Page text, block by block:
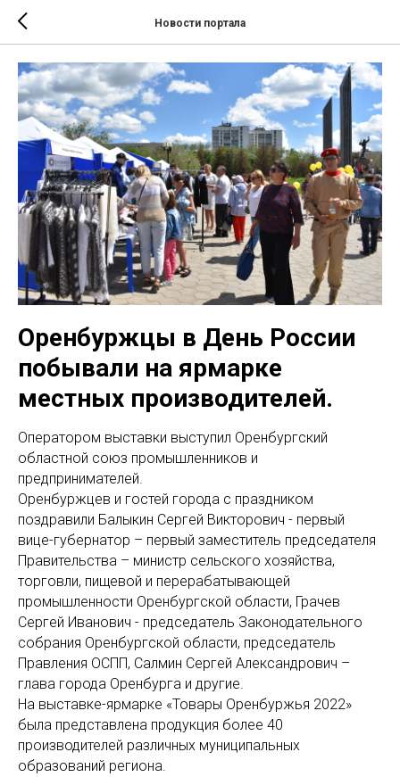
Новости портала
Оренбуржцы в День России
побывали на ярмарке
местных производителей.
Оператором выставки выступил Оренбургский
областной союз промышленников и
предпринимателей.
Оренбуржцев и гостей города с праздником
поздравили Балыкин Сергей Викторович - первый
вице-губернатор – первый заместитель председателя
Правительства – министр сельского хозяйства,
торговли, пищевой и перерабатывающей
промышленности Оренбургской области, Грачев
Сергей Иванович - председатель Законодательного
собрания Оренбургской области, председатель
Правления ОСПП, Салмин Сергей Александрович –
глава города Оренбурга и другие.
На выставке-ярмарке «Товары Оренбуржья 2022»
была представлена продукция более 40
производителей различных муниципальных
образований региона.